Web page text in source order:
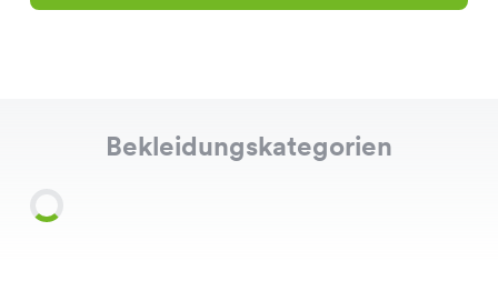
Bekleidungskategorien